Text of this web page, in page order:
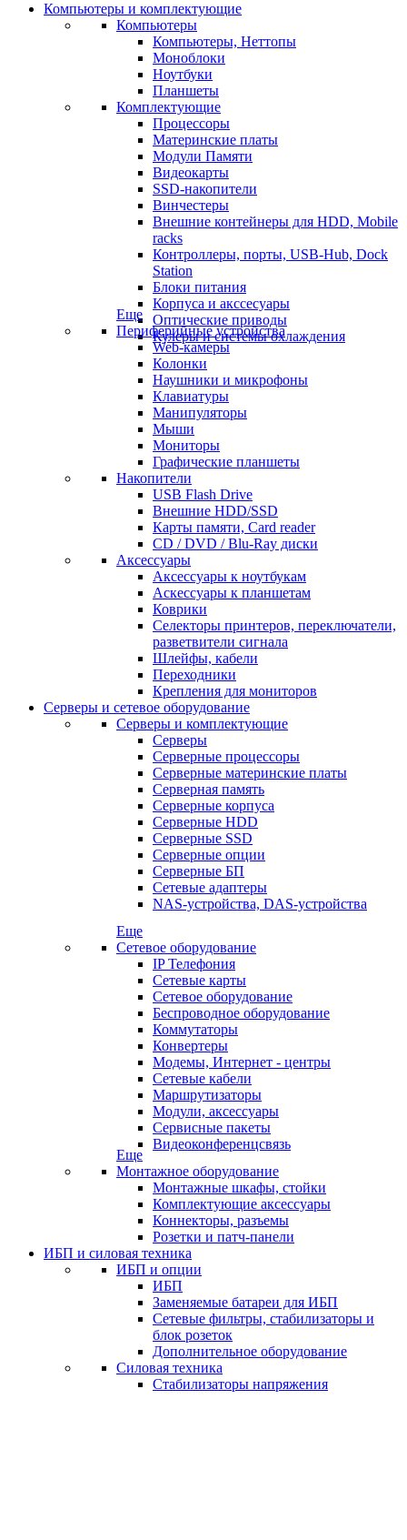
Компьютеры и комплектующие
Компьютеры
Компьютеры, Неттопы
Моноблоки
Ноутбуки
Планшеты
Комплектующие
Процессоры
Материнские платы
Модули Памяти
Видеокарты
SSD-накопители
Винчестеры
Внешние контейнеры для HDD, Mobile
racks
Контроллеры, порты, USB-Hub, Dock
Station
Блоки питания
Корпуса и акссесуары
Оптические приводы
Кулеры и системы охлаждения
Еще
Периферийные устройства
Web-камеры
Колонки
Наушники и микрофоны
Клавиатуры
Манипуляторы
Мыши
Мониторы
Графические планшеты
Накопители
USB Flash Drive
Внешние HDD/SSD
Карты памяти, Card reader
CD / DVD / Blu-Ray диски
Аксессуары
Аксессуары к ноутбукам
Аскессуары к планшетам
Коврики
Селекторы принтеров, переключатели,
разветвители сигнала
Шлейфы, кабели
Переходники
Крепления для мониторов
Серверы и сетевое оборудование
Серверы и комплектующие
Серверы
Серверные процессоры
Серверные материнские платы
Серверная память
Серверные корпуса
Серверные HDD
Серверные SSD
Серверные опции
Серверные БП
Сетевые адаптеры
NAS-устройства, DAS-устройства
Еще
Сетевое оборудование
IP Телефония
Сетевые карты
Сетевое оборудование
Беспроводное оборудование
Коммутаторы
Конвертеры
Модемы, Интернет - центры
Сетевые кабели
Маршрутизаторы
Модули, аксессуары
Сервисные пакеты
Видеоконференцсвязь
Еще
Монтажное оборудование
Монтажные шкафы, стойки
Комплектующие аксессуары
Коннекторы, разъемы
Розетки и патч-панели
ИБП и силовая техника
ИБП и опции
ИБП
Заменяемые батареи для ИБП
Сетевые фильтры, стабилизаторы и
блок розеток
Дополнительное оборудование
Силовая техника
Стабилизаторы напряжения